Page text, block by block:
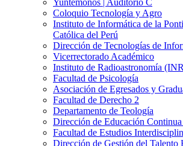
Yuntémonos | Auditorio C
Coloquio Tecnología y Agro
Instituto de Informática de la
Católica del Perú
Dirección de Tecnologías de
Vicerrectorado Académico
Instituto de Radioastronomía
Facultad de Psicología
Asociación de Egresados y
Facultad de Derecho 2
Departamento de Teología
Dirección de Educación
Facultad de Estudios
Dirección de Gestión del